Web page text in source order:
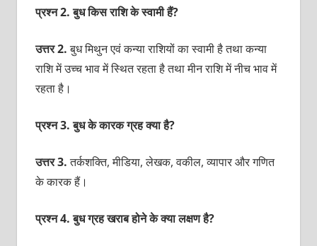
प्रश्न 2. बुध किस राशि के स्वामी हैं?
उत्तर 2.बुध मिथुन एवं कन्या राशियों का स्वामी है तथा कन्या
राशि में उच्च भाव में स्थित रहता है तथा मीन राशि में नीच भाव में
रहता है।
प्रश्न 3. बुध के कारक ग्रह क्या है?
उत्तर 3.तर्कशक्ति, मीडिया, लेखक, वकील, व्यापार और गणित
के कारक हैं।
प्रश्न 4. बुध ग्रह खराब होने के क्या लक्षण है?